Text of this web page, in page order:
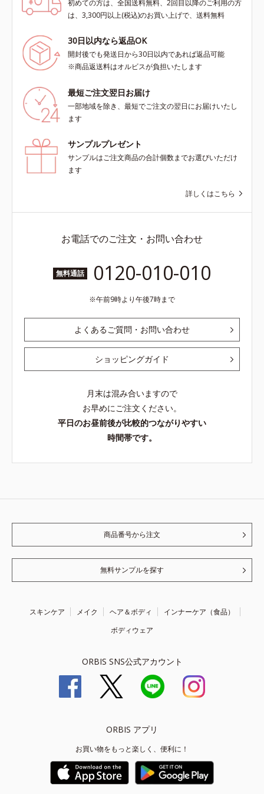
初めての方は、全国送料無料、2回目以降のご利用の方
は、3,300円以上(税込)のお買い上げで、送料無料
30日以内なら返品OK
開封後でも発送日から30日以内であれば返品可能
※商品返送料はオルビスが負担いたします
最短ご注文翌日お届け
一部地域を除き、最短でご注文の翌日にお届けいたし
ます
サンプルプレゼント
サンプルはご注文商品の合計個数までお選びいただけ
ます
詳しくはこちら
お電話でのご注文・お問い合わせ
無料通話 0120-010-010
午前9時より午後7時まで
よくあるご質問・お問い合わせ
ショッピングガイド
月末は混み合いますので
お早めにご注文ください。
平日のお昼前後が比較的つながりやすい
時間帯です。
商品番号から注文
無料サンプルを探す
スキンケア メイク ヘア＆ボディ
インナーケア（食品）
ボディウェア
ORBIS SNS公式アカウント
ORBIS アプリ
お買い物をもっと楽しく、便利に！